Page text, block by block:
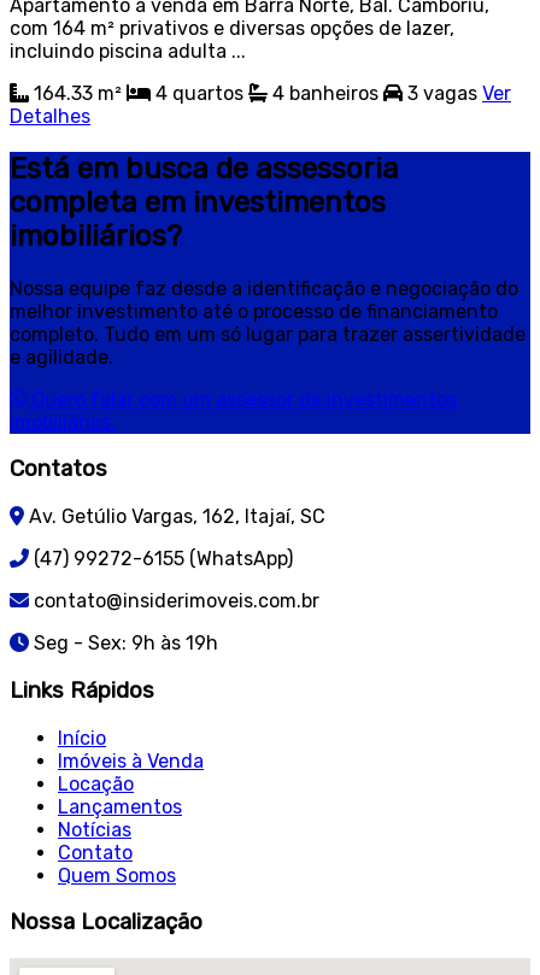
Apartamento à venda em Barra Norte, Bal. Camboriú,
com 164 m² privativos e diversas opções de lazer,
incluindo piscina adulta ...
164.33 m²
4 quartos 4 banheiros 3 vagas Ver
Detalhes
Está em busca de assessoria
completa em investimentos
imobiliários?
Nossa equipe faz desde a identificação e negociação do
melhor investimento até o processo de financiamento
completo. Tudo em um só lugar para trazer assertividade
e agilidade.
Quero falar com um assessor de investimentos
imobiliários.
Contatos
Av. Getúlio Vargas, 162, Itajaí, SC
(47) 99272-6155 (WhatsApp)
contato@insiderimoveis.com.br
Seg - Sex: 9h às 19h
Links Rápidos
Início
Imóveis à Venda
Locação
Lançamentos
Notícias
Contato
Quem Somos
Nossa Localização